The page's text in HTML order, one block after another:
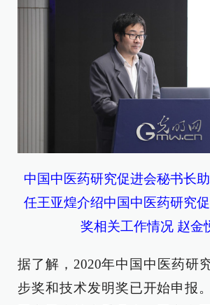
中国中医药研究促进会秘书长
任王亚煌介绍中国中医药研究
奖相关工作情况 赵金
据了解，2020年中国中医药研
步奖和技术发明奖已开始申报